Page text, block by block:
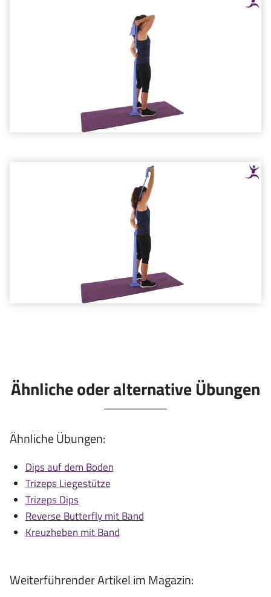
Ähnliche oder alternative Übungen
Ähnliche Übungen:
Dips auf dem Boden
Trizeps Liegestütze
Trizeps Dips
Reverse Butterfly mit Band
Kreuzheben mit Band
Weiterführender Artikel im Magazin: